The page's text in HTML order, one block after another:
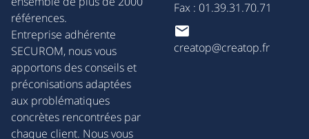
références.
Entreprise adhérente
SECUROM, nous vous
apportons des conseils et
préconisations adaptées
aux problématiques
concrètes rencontrées par
chaque client. Nous vous
Fax : 01.39.31.70.71
creatop@creatop.fr